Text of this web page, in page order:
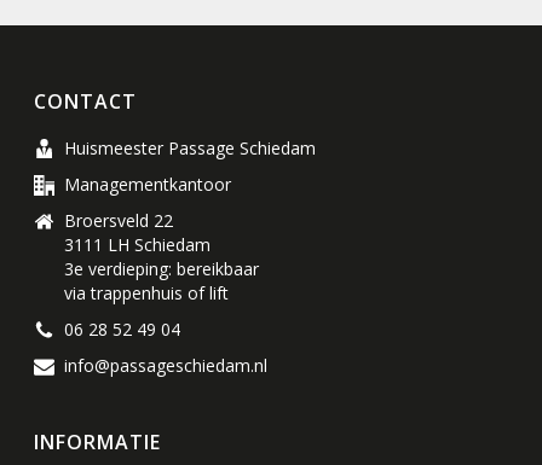
CONTACT
Huismeester Passage Schiedam
Managementkantoor
Broersveld 22
3111 LH Schiedam
3e verdieping: bereikbaar
via trappenhuis of lift
06 28 52 49 04
info@passageschiedam.nl
INFORMATIE